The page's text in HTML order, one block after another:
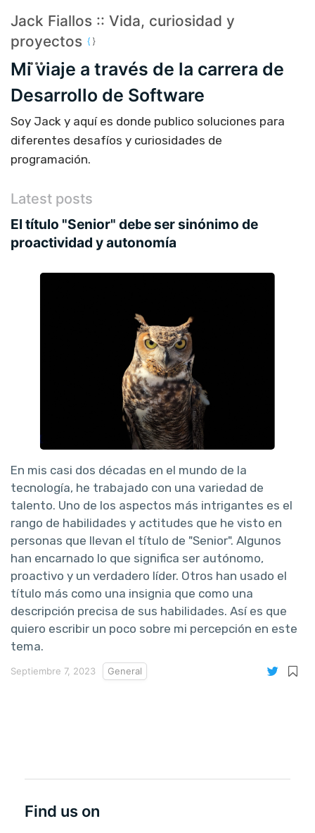
Jack Fiallos :: Vida, curiosidad y
proyectos
Mi viaje a través de la carrera de
Desarrollo de Software
Soy Jack y aquí es donde publico soluciones para
diferentes desafíos y curiosidades de
programación.
Latest posts
El título "Senior" debe ser sinónimo de
proactividad y autonomía
En mis casi dos décadas en el mundo de la
tecnología, he trabajado con una variedad de
talento. Uno de los aspectos más intrigantes es el
rango de habilidades y actitudes que he visto en
personas que llevan el título de "Senior". Algunos
han encarnado lo que significa ser autónomo,
proactivo y un verdadero líder. Otros han usado el
título más como una insignia que como una
descripción precisa de sus habilidades. Así es que
quiero escribir un poco sobre mi percepción en este
tema.
Septiembre 7, 2023 General
Find us on